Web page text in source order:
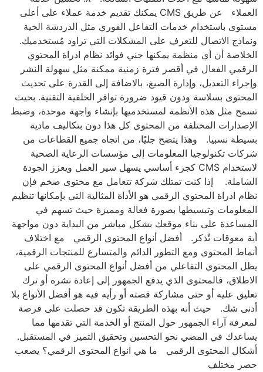
العملاء عن طريق CMS يمكنك تقديم خدمة عملاء على أعلى
مستوى باستخدام خدمات التفاعل الفوري مثل الدردشة الحية
ونماذج الاتصال للتعرف على المشكلات التي تراود مُستخدميك.
الخلاصة أن أي منظمة يمكنها جني فوائد نظام ادراة المحتوي
الرقمي الفعال في أقصر فترة زمنية ممكنة مثل سهولة النشر
وإجراء التعديل، وإدارة الصيغ، بالاضافة إلى القدرة على تحديث
المحتوى بسلاسة ودون قيود ضرورة توافر الخلفية التقنية. بحيث
تسمح مثل هذه الأنظمة لمستخدميها بإنشاء واجهة موحدة، وضبط
الإصدارات المختلفة من المحتوى كل هذا دون بتكاليف مادية
بسيطة نسبيا. وهذا يتضح جليًا، من اتجاه جميع القطاعات من
شركات تكنولوجيا المعلومات إلى مؤسسات الرعاية الصحية
لاستخدام CMS كجزء أساسي يسهل سير العمل ويعزز الجودة
الشاملة. إذا كنت تمتلك شركة تتعامل مع محتوى ضخم فإن
نظام ادراة المحتوي الرقمي هو الأداة المثالية التي بإمكانها تنظيم
المعلومات وتبسيطها بصورة فعالة ومميزة حيث تسهم في
المساعدة على بناء موقعك بشكل مباشر من البداية دون مواجهة
أية معوقات تُذكر. أفضل أنواع المحتوى الرقمي مع اختلاف
أنماط المحتوى ومع التطور الدائم والمتسارع للمنتجات الرقمية،
يظل المحتوى التفاعلي من أفضل أنواع المحتوى الرقمي على
الاطلاق، فالمحتوى الذي يدفع الجمهور إلى إعادة نشره أو ترك
تعليق عليه أو حتى مشاركة قصته أو رأيه فيه هو أفضل الأنواع بلا
أدنى شك. حيث أنه بهذه الطريقة تكون قد حصلت على فرصة
لمعرفة آراء الجمهور حول المنتج أو الخدمة التي تقدمها مما
يساعدك في المضي نحو التحسين وتحقيق التميز في المستقبل.
أشكال المحتوى الرقمي ما هي انواع المحتوى الرقمي؟ يصعب
حصر مختلف